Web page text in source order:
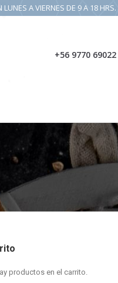
A VIERNES DE 9 A 18 HRS.
+56 9770 69022
productos en el carrito.
NOSOTROS